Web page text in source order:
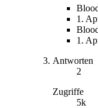
1.
1.
Antworten
2
Zugriffe
5k